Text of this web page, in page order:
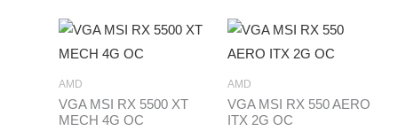
AMD
VGA MSI RX 5500 XT
MECH 4G OC
AMD
VGA MSI RX 550 AERO
ITX 2G OC